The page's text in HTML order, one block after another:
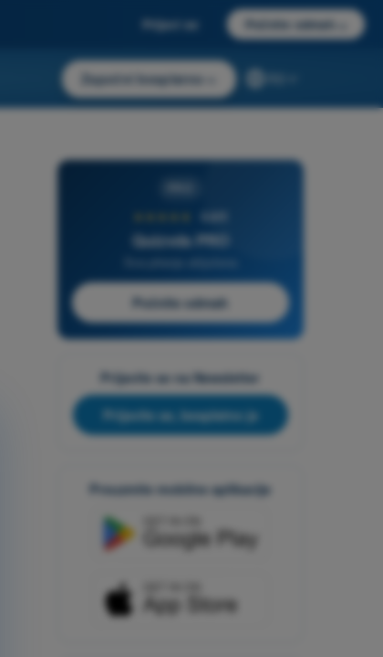
Prijavi se Počnite odmah
Započni besplatno
4,6/5
Quizvds PRO
Počnite odmah
Prijavite se na Newsletter
Prijavite se, besplatno je
Preuzmite mobilne aplikacije